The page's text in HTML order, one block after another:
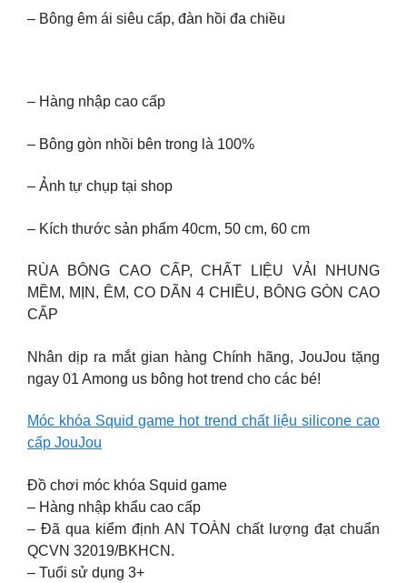
– Bông êm ái siêu cấp, đàn hồi đa chiều
– Hàng nhập cao cấp
– Bông gòn nhồi bên trong là 100%
– Ảnh tự chụp tại shop
– Kích thước sản phẩm 40cm, 50 cm, 60 cm
RÙA BÔNG CAO CẤP, CHẤT LIỆU VẢI NHUNG
MỀM, MỊN, ÊM, CO DÃN 4 CHIỀU, BÔNG GÒN CAO
CẤP
Nhân dịp ra mắt gian hàng Chính hãng, JouJou tặng
ngay 01 Among us bông hot trend cho các bé!
Móc khóa Squid game hot trend chất liệu silicone cao
cấp JouJou
Đồ chơi móc khóa Squid game
– Hàng nhập khẩu cao cấp
– Đã qua kiểm định AN TOÀN chất lượng đạt chuẩn
QCVN 32019/BKHCN.
– Tuổi sử dụng 3+